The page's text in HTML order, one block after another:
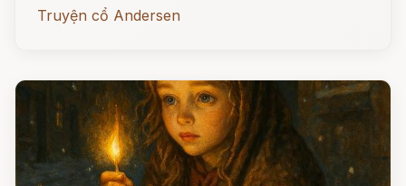
Truyện cổ Andersen